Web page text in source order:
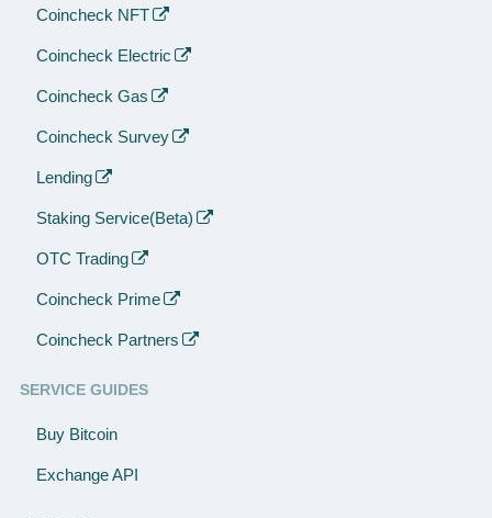
Coincheck NFT
Coincheck Electric
Coincheck Gas
Coincheck Survey
Lending
Staking Service(Beta)
OTC Trading
Coincheck Prime
Coincheck Partners
SERVICE GUIDES
Buy Bitcoin
Exchange API